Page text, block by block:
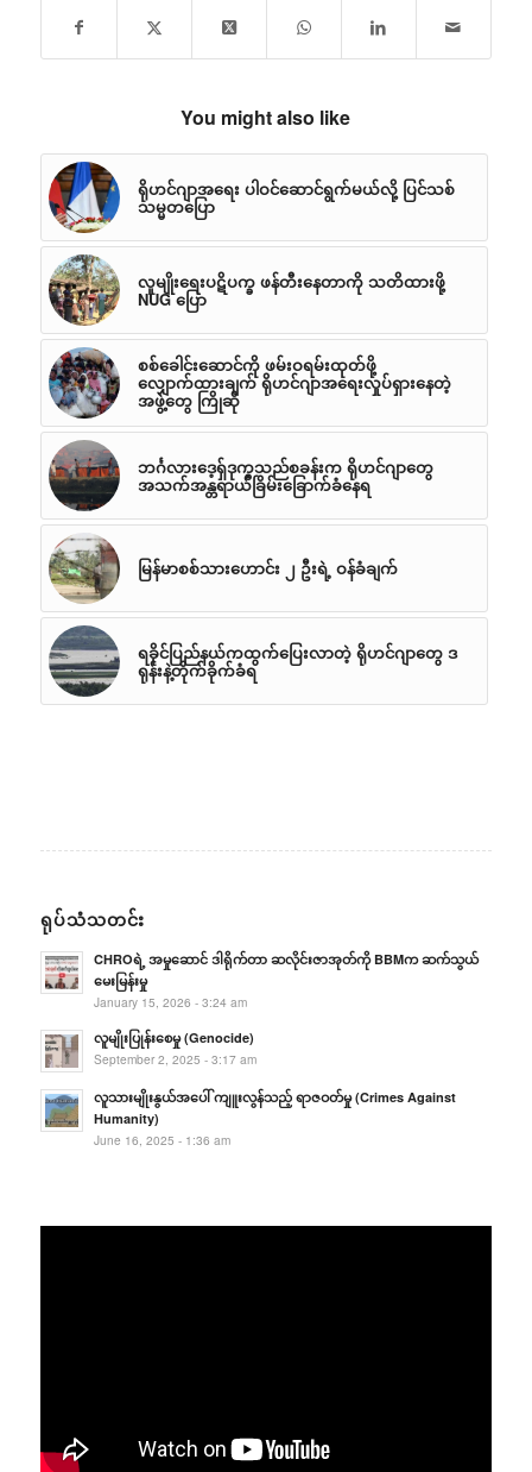
You might also like
ရိုဟင်ဂျာအရေး ပါဝင်ဆောင်ရွက်မယ်လို့ ပြင်သစ်
သမ္မတပြော
လူမျိုးရေးပဋိပက္ခ ဖန်တီးနေတာကို သတိထားဖို့
NUG ပြော
စစ်ခေါင်းဆောင်ကို ဖမ်းဝရမ်းထုတ်ဖို့
လျှောက်ထားချက် ရိုဟင်ဂျာအရေးလှုပ်ရှားနေတဲ့
အဖွဲ့တွေ ကြိုဆို
ဘင်္ဂလားဒေ့ရှ်ဒုက္ခသည်စခန်းက ရိုဟင်ဂျာတွေ
အသက်အန္တရာယ်ခြိမ်းခြောက်ခံနေရ
မြန်မာစစ်သားဟောင်း ၂ ဦးရဲ့ ဝန်ခံချက်
ရခိုင်ပြည်နယ်ကထွက်ပြေးလာတဲ့ ရိုဟင်ဂျာတွေ ဒ
ရုန်းနဲ့တိုက်ခိုက်ခံရ
ရုပ်သံသတင်း
CHROရဲ့ အမှုဆောင် ဒါရိုက်တာ ဆလိုင်းဇာအုတ်ကို BBMက ဆက်သွယ်
မေးမြန်းမှု
January 15, 2026 - 3:24 am
လူမျိုးပြုန်းစေမှု (Genocide)
September 2, 2025 - 3:17 am
လူသားမျိုးနွယ်အပေါ် ကျူးလွန်သည့် ရာဇဝတ်မှု (Crimes Against
Humanity)
June 16, 2025 - 1:36 am